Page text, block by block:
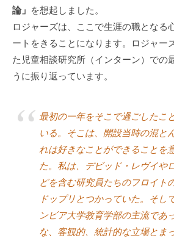
論」 を想起しました。
ロジャーズは、ここで生涯の職となる
ートをきることになります。ロジャー
た児童相談研究所（インターン）での
うに振り返っています。
最初の一年をそこで過ごしたこ
いる。そこは、開設当時の混と
れは好きなことができることを
た。私は、デビッド・レヴイや
どを含む研究員たちのフロイト
ドップリとつかっていた。そし
ンビア大学教育学部の主流であ
な、客観的、統計的な立場とま